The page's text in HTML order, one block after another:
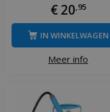
€ 20 95
Meer info
IN WINKELWAGEN